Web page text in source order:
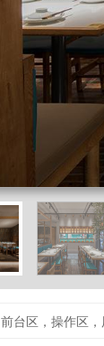
前台区，操作区